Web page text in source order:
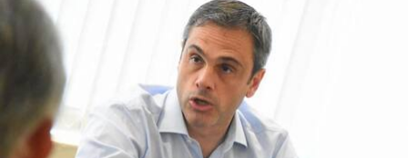
Clima
Mundial 2026
Eventos Corporativos
El Cronista Studio